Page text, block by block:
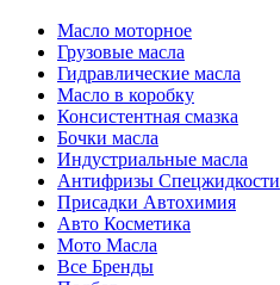
Масло моторное
Грузовые масла
Гидравлические масла
Масло в коробку
Консистентная смазка
Бочки масла
Индустриальные масла
Антифризы Спецжидкости
Присадки Автохимия
Авто Косметика
Мото Масла
Все Бренды